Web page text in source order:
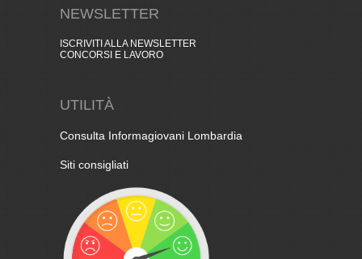
NEWSLETTER
ISCRIVITI ALLA NEWSLETTER
CONCORSI E LAVORO
UTILITÀ
Consulta Informagiovani Lombardia
Siti consigliati